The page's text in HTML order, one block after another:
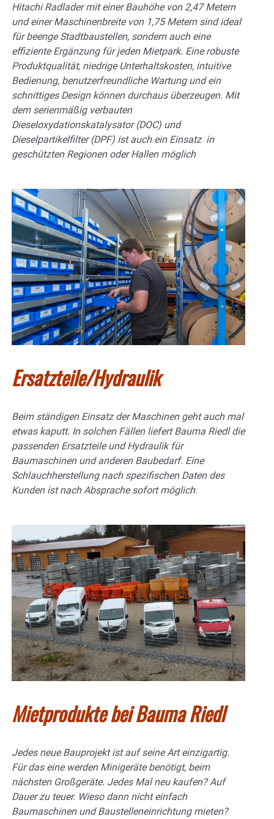
Hitachi Radlader mit einer Bauhöhe von 2,47 Metern
und einer Maschinenbreite von 1,75 Metern sind ideal
für beenge Stadtbaustellen, sondern auch eine
effiziente Ergänzung für jeden Mietpark. Eine robuste
Produktqualität, niedrige Unterhaltskosten, intuitive
Bedienung, benutzerfreundliche Wartung und ein
schnittiges Design können durchaus überzeugen. Mit
dem serienmäßig verbauten
Dieseloxydationskatalysator (DOC) und
Dieselpartikelfilter (DPF) ist auch ein Einsatz in
geschützten Regionen oder Hallen möglich
Ersatzteile/Hydraulik
Beim ständigen Einsatz der Maschinen geht auch mal
etwas kaputt. In solchen Fällen liefert Bauma Riedl die
passenden Ersatzteile und Hydraulik für
Baumaschinen und anderen Baubedarf. Eine
Schlauchherstellung nach spezifischen Daten des
Kunden ist nach Absprache sofort möglich.
Mietprodukte bei Bauma Riedl
Jedes neue Bauprojekt ist auf seine Art einzigartig.
Für das eine werden Minigeräte benötigt, beim
nächsten Großgeräte. Jedes Mal neu kaufen? Auf
Dauer zu teuer. Wieso dann nicht einfach
Baumaschinen und Baustelleneinrichtung mieten?